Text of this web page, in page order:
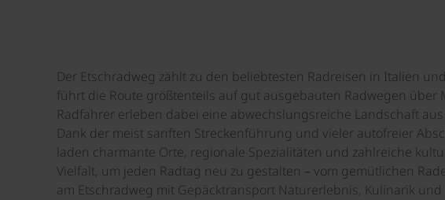
Der Etschradweg zählt zu den beliebtesten Radreisen in Italien
führt die Route größtenteils auf gut ausgebauten Radwegen
Radfahrer erleben dabei eine abwechslungsreiche Landschaft
Dank der meist sanften Streckenführung und vieler autofreier
laden charmante Orte, regionale Spezialitäten und zahlreiche
Vielfalt, um jeden Radtag neu zu gestalten – vom gemütlichen
am Etschradweg mit Gepäcktransport Naturerlebnis, Kulinarik